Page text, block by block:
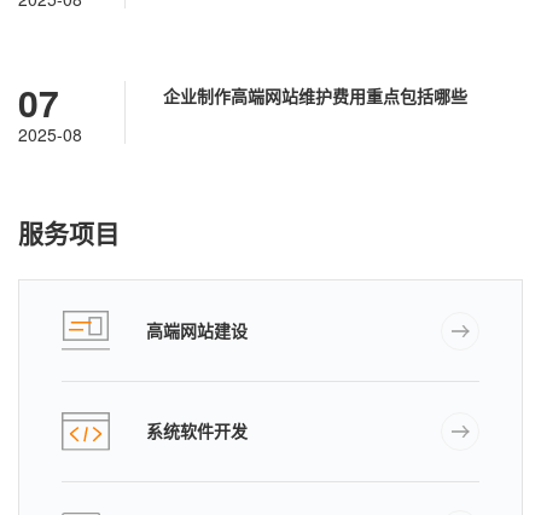
07
2025-08
企业制作高端网站维护费用重点包括哪些
服务项目
高端网站建设
系统软件开发